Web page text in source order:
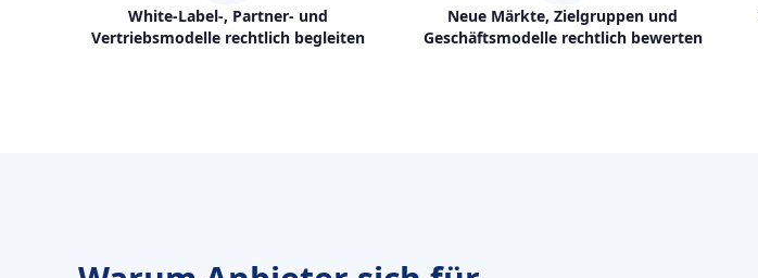
White-Label-, Partner- und
Vertriebsmodelle rechtlich begleiten
Neue Märkte, Zielgruppen und
Geschäftsmodelle rechtlich bewerten